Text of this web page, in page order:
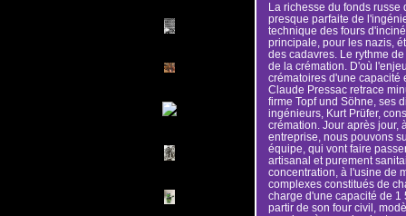
La richesse du fonds russe
presque parfaite de
technique des fours
principale, pour les nazis,
des cadavres. Le rythme
de la crémation. D'où
crématoires d'une capacité
Claude Pressac retrace
firme Topf und Söhne, ses
ingénieurs, Kurt Prüfer,
crémation. Jour après jour,
entreprise, nous pouvons
équipe, qui vont faire
artisanal et purement
concentration, à l'usine de
complexes constitués de
charge d'une capacité de 1
partir de son four civil,